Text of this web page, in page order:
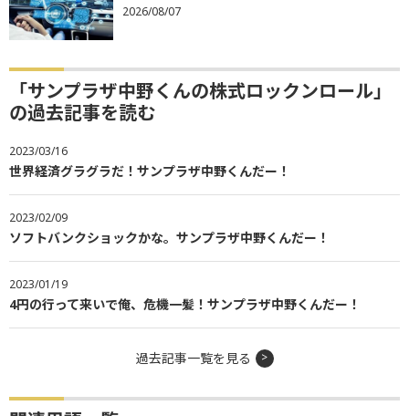
2026/08/07
「サンプラザ中野くんの株式ロックンロール」
の過去記事を読む
2023/03/16
世界経済グラグラだ！サンプラザ中野くんだー！
2023/02/09
ソフトバンクショックかな。サンプラザ中野くんだー！
2023/01/19
4円の行って来いで俺、危機一髪！サンプラザ中野くんだー！
過去記事一覧を見る